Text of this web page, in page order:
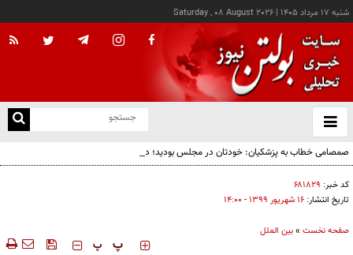
شنبه ۱۷ مرداد ۱۴۰۵ |
Saturday , 08 August 2026
باز
و
صمصامی خطاب به پزشکیان: خودتان در مجلس بودید؛ دیدید انتقادات نمایندگان درباره
گران‌سازی ارز بود، نه واگذاری ایران‌خودرو
کد خبر: ۶۸۱۸۲۹
تاریخ انتشار: ۱۶ شهريور ۱۳۹۹ - ۱۴:۰۰
صفحه نخست »بین الملل
‍‍‍ پ پ